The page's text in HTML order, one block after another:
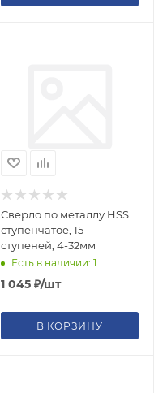
Сверло по металлу HSS
ступенчатое, 15
ступеней, 4-32мм
Есть в наличии: 1
1 045₽/шт
В КОРЗИНУ